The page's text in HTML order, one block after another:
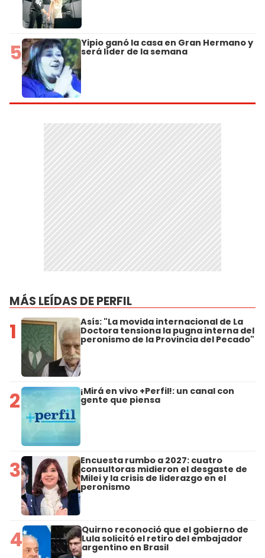
5 Yipio ganó la casa en Gran Hermano y
será líder de la semana
MÁS LEÍDAS DE PERFIL
1 Asís: "La movida internacional de La
Doctora tensiona la pugna interna del
peronismo de la Provincia del Pecado"
2 ¡Mirá en vivo +Perfil!: un canal con
gente que piensa
3 Encuesta rumbo a 2027: cuatro
consultoras midieron el desgaste de
Milei y la crisis de liderazgo en el
peronismo
4 Quirno reconoció que el gobierno de
Lula solicitó el retiro del embajador
argentino en Brasil